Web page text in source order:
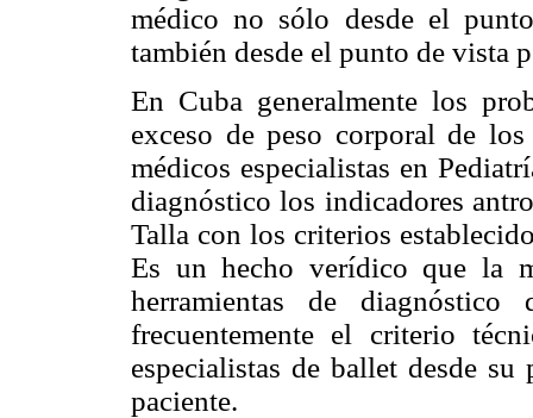
médico no sólo desde el
también desde el punto de vista
En Cuba generalmente los
exceso de peso corporal de
médicos especialistas en
diagnóstico los indicadores
Talla con los criterios
Es un hecho verídico que la
herramientas de
frecuentemente el criterio
especialistas de ballet desde
paciente.